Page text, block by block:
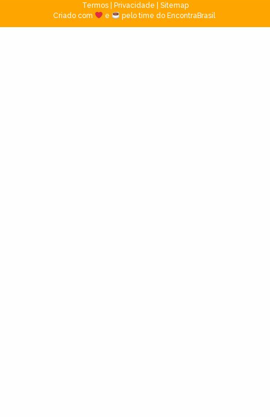
Termos| Privacidade
Sitemap
Criado com
e pelo time do EncontraBrasil